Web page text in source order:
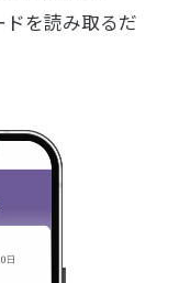
を読み取るだ